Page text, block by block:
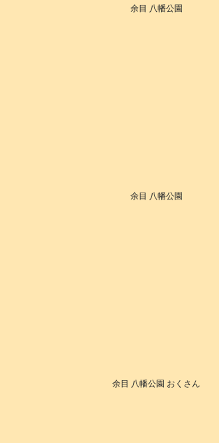
余目 八幡公園
余目 八幡公園
余目 八幡公園 おくさん